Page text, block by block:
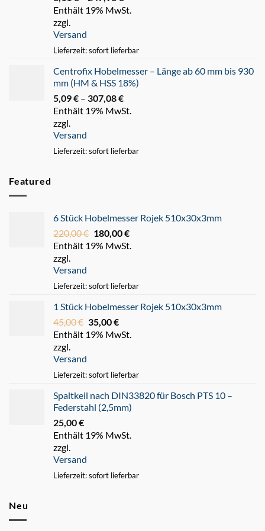
3,11 €
Enthält 19% MwSt.
zzgl.
Versand
Lieferzeit: sofort lieferbar
Centrofix Hobelmesser – Länge ab 60 mm bis 930
mm (HM & HSS 18%)
5,09€ – 307,08€
5,09 €
Enthält 19% MwSt.
zzgl.
Versand
Lieferzeit: sofort lieferbar
Featured
6 Stück Hobelmesser Rojek 510x30x3mm
220,00€ Ursprünglicher
Preis
180,00€Aktueller
Preis
Enthält 19% MwSt.
zzgl.
Versand
Lieferzeit: sofort lieferbar
1 Stück Hobelmesser Rojek 510x30x3mm
45,00€ Ursprünglicher
Preis
35,00€Aktueller
Preis
Enthält 19% MwSt.
zzgl.
Versand
Lieferzeit: sofort lieferbar
Spaltkeil nach DIN33820 für Bosch PTS 10 –
Federstahl (2,5mm)
25,00€
Enthält 19% MwSt.
zzgl.
Versand
Lieferzeit: sofort lieferbar
Neu